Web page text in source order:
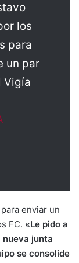
los
para
un par
Vigía
enviar un
FC. «Le pido a
junta
se consolide